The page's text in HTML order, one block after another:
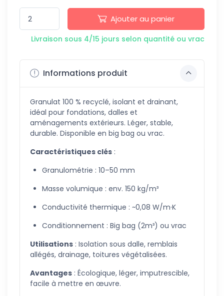
Ajouter au panier
Livraison sous 4/15 jours selon quantité ou vrac
Informations produit
Granulat 100 % recyclé, isolant et drainant,
idéal pour fondations, dalles et
aménagements extérieurs. Léger, stable,
durable. Disponible en big bag ou vrac.
Caractéristiques clés :
Granulométrie : 10–50 mm
Masse volumique : env. 150 kg/m³
Conductivité thermique : ~0,08 W/m·K
Conditionnement : Big bag (2m³) ou vrac
Utilisations : Isolation sous dalle, remblais
allégés, drainage, toitures végétalisées.
Avantages : Écologique, léger, imputrescible,
facile à mettre en œuvre.